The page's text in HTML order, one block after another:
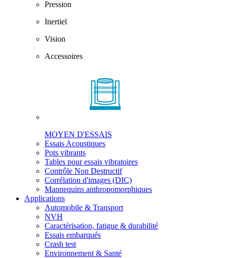
Pression
Inertiel
Vision
Accessoires
MOYEN D'ESSAIS
Essais Acoustiques
Pots vibrants
Tables pour essais vibratoires
Contrôle Non Destructif
Corrélation d'images (DIC)
Mannequins anthropomorphiques
Applications
Automobile & Transport
NVH
Caractérisation, fatigue & durabilité
Essais embarqués
Crash test
Environnement & Santé